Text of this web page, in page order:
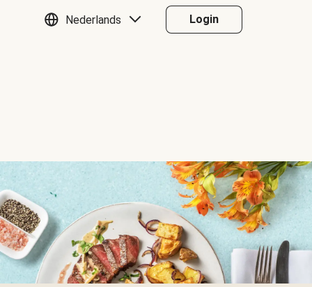
Nederlands Login